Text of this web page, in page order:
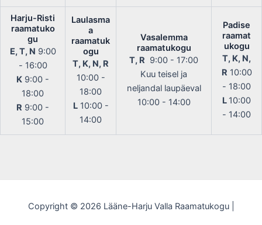
Harju-Risti
raamatuko
gu
E, T, N 9:00
- 16:00
K 9:00 -
18:00
R 9:00 -
15:00
Laulasma
a
raamatuk
ogu
T, K, N, R
10:00 -
18:00
L10:00 -
14:00
Vasalemma
raamatukogu
T, R 9:00 - 17:00
Kuu teisel ja
neljandal laupäeval
10:00 - 14:00
Padise
raamat
ukogu
T, K, N,
R 10:00
- 18:00
L 10:00
- 14:00
Copyright © 2026 Lääne-Harju Valla Raamatukogu |